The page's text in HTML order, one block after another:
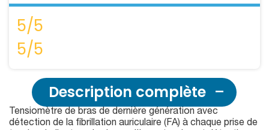
5/5
5/5
Description complète
Tensiomètre de bras de dernière génération avec
détection de la fibrillation auriculaire (FA) à chaque prise de